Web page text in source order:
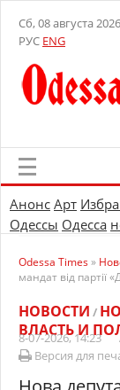
Сб, 08 августа 2026
РУС ENG
Анонс Арт
Одессы Одесса
Odessa Times»
мандат від партії
НОВОСТИ /
ВЛАСТЬ И
8-07-2026, 14:23
Версия для